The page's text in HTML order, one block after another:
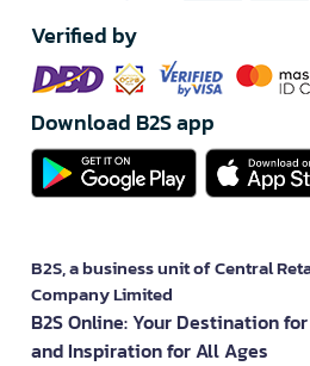
Verified by
Download B2S app
B2S, a business unit of Central
Company Limited
B2S Online: Your Destination
and Inspiration for All Ages